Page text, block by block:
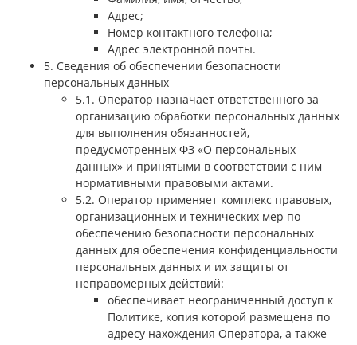
Адрес;
Номер контактного телефона;
Адрес электронной почты.
5. Сведения об обеспечении безопасности
персональных данных
5.1. Оператор назначает ответственного за
организацию обработки персональных данных
для выполнения обязанностей,
предусмотренных ФЗ «О персональных
данных» и принятыми в соответствии с ним
нормативными правовыми актами.
5.2. Оператор применяет комплекс правовых,
организационных и технических мер по
обеспечению безопасности персональных
данных для обеспечения конфиденциальности
персональных данных и их защиты от
неправомерных действий:
обеспечивает неограниченный доступ к
Политике, копия которой размещена по
адресу нахождения Оператора, а также